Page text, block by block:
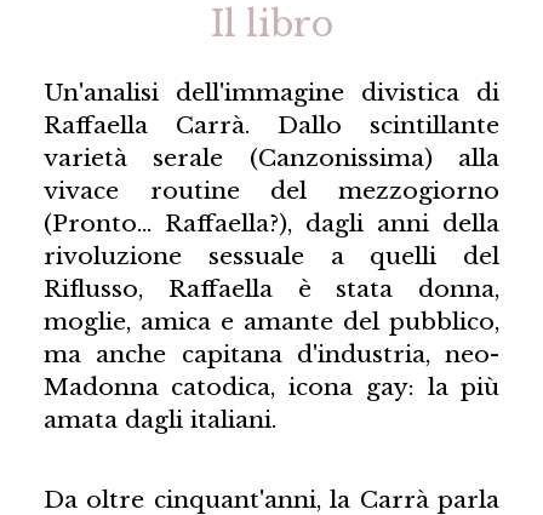
Il libro
Un'analisi dell'immagine divistica di
Raffaella Carrà. Dallo scintillante
varietà serale (Canzonissima) alla
vivace routine del mezzogiorno
(Pronto… Raffaella?), dagli anni della
rivoluzione sessuale a quelli del
Riflusso, Raffaella è stata donna,
moglie, amica e amante del pubblico,
ma anche capitana d'industria, neo-
Madonna catodica, icona gay: la più
amata dagli italiani.
Da oltre cinquant'anni, la Carrà parla